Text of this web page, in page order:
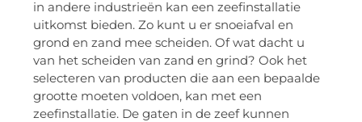
in andere industrieën kan een zeefinstallatie
uitkomst bieden. Zo kunt u er snoeiafval en
grond en zand mee scheiden. Of wat dacht u
van het scheiden van zand en grind? Ook het
selecteren van producten die aan een bepaalde
grootte moeten voldoen, kan met een
zeefinstallatie. De gaten in de zeef kunnen